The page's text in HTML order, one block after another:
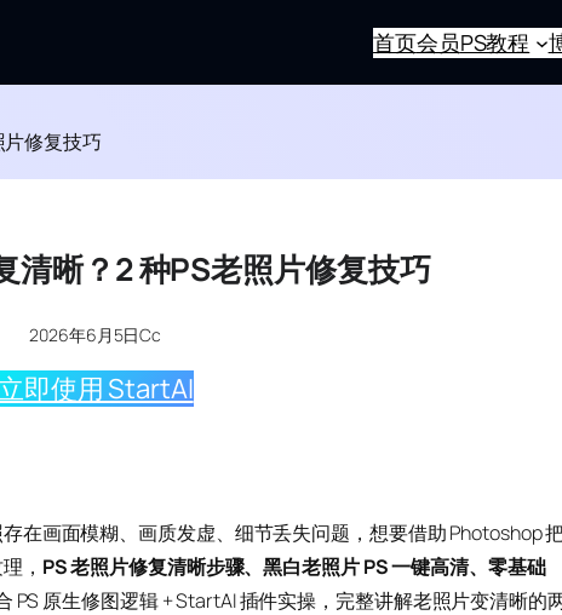
首页会员PS教程
修复技巧
清晰？2 种PS老照片修复技巧
2026年6月5日Cc
即使用 StartAI
在画面模糊、画质发虚、细节丢失问题，想要借助 Photoshop
， PS 老照片修复清晰步骤、黑白老照片 PS 一键高清、零基础
PS 原生修图逻辑 + StartAI 插件实操，完整讲解老照片变清晰的